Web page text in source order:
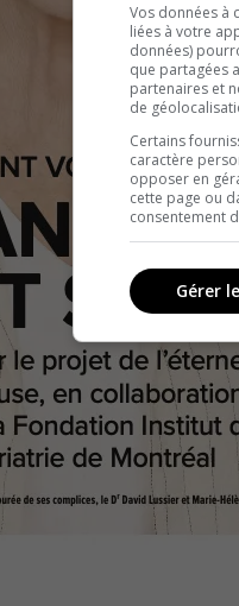
Vos données à
liées à votre
données)
que partagées
partenaires et
de
Certains
caractère
opposer en
cette page ou
consentement
Gérer